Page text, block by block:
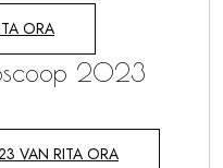
ORA
2023
VAN RITA ORA